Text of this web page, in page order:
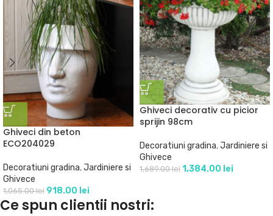
Ghiveci din beton
ECO204029
Decoratiuni gradina,Jardiniere si
Ghivece
1,065.00lei 918.00 lei
Ghiveci decorativ cu picior
sprijin 98cm
Decoratiuni gradina,Jardiniere si
Ghivece
1,689.00lei 1,384.00 lei
Ce spun clientii nostri: